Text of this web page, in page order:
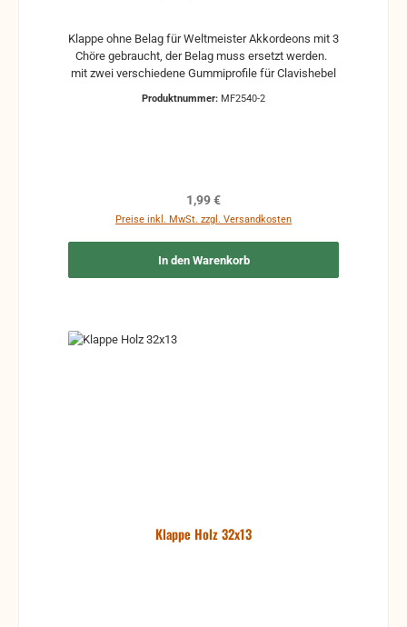
Klappe ohne Belag für Weltmeister Akkordeons mit 3
Chöre gebraucht, der Belag muss ersetzt werden.
mit zwei verschiedene Gummiprofile für Clavishebel
Produktnummer: MF2540-2
Regulärer Preis:
1,99 €
Preise inkl. MwSt. zzgl. Versandkosten
In den Warenkorb
Klappe Holz 32x13